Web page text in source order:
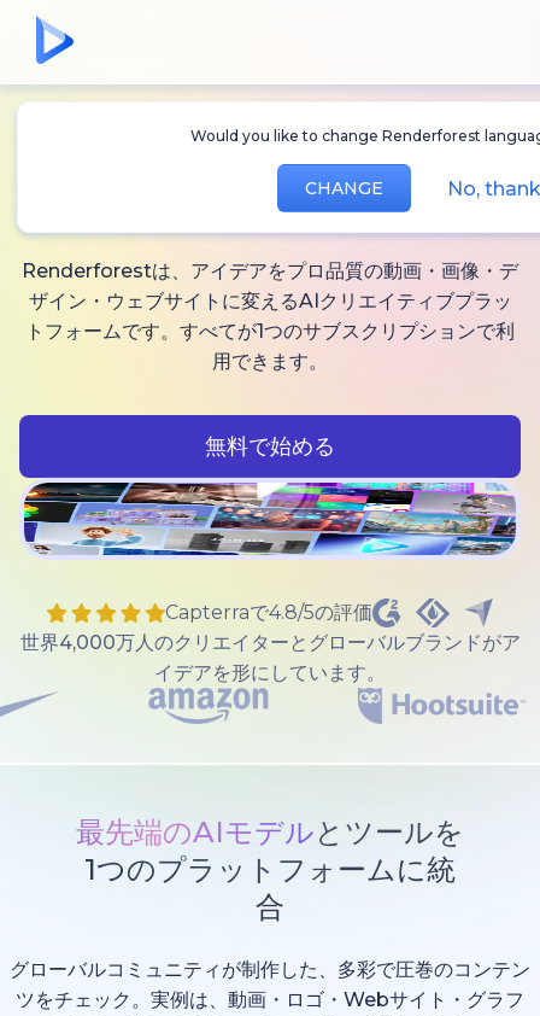
Would you like to change Renderforest
CHANGE No,
無制限に作れるAI動
画像と音声
Renderforestは、アイデアをプロ品質の動画・画像・デ
ザイン・ウェブサイトに変えるAIクリエイティブプラッ
トフォームです。すべてが1つのサブスクリプションで利
用できます。
無料で始める
Capterraで4.8/5の評価
世界4,000万人のクリエイターとグローバルブランドがア
イデアを形にしています。
最先端のAIモデルとツールを
1つのプラットフォームに統
合
グローバルコミュニティが制作した、多彩で圧巻のコンテン
ツをチェック。実例は、動画・ロゴ・Webサイト・グラフ